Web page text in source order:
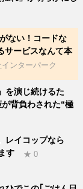
ない！コードな
サービスなんて本
ンターパーク
を演じ続けるた
背負わされた“極
レイコップなら
す
★ 0